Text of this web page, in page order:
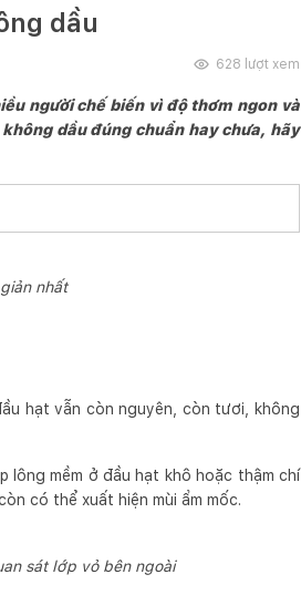
dầu
628 lượt xem
người chế biến vì độ thơm ngon và
dầu đúng chuẩn hay chưa, hãy
nhất
hạt vẫn còn nguyên, còn tươi, không
lông mềm ở đầu hạt khô hoặc thậm chí
có thể xuất hiện mùi ẩm mốc.
sát lớp vỏ bên ngoài